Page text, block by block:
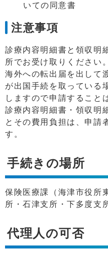
いての同意書
注意事項
診療内容明細書と領収明
所でお受け取りください。
海外への転出届を出して
が出国手続を取っている
しますので申請すること
診療内容明細書・領収明
とその費用負担は、申請
す。
手続きの場所
保険医療課（海津市役所
所・石津支所・下多度支
代理人の可否